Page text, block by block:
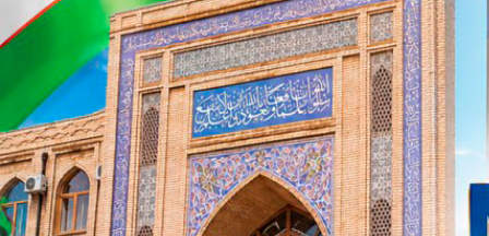
rt
a
si
d